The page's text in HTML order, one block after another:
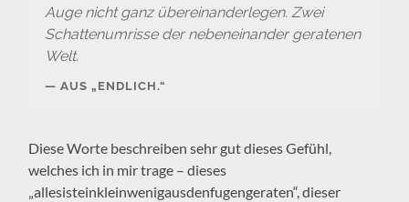
Auge nicht ganz übereinanderlegen. Zwei
Schattenumrisse der nebeneinander geratenen
Welt.
AUS „ENDLICH.“
Diese Worte beschreiben sehr gut dieses Gefühl,
welches ich in mir trage – dieses
„allesisteinkleinwenigausdenfugengeraten“, dieser